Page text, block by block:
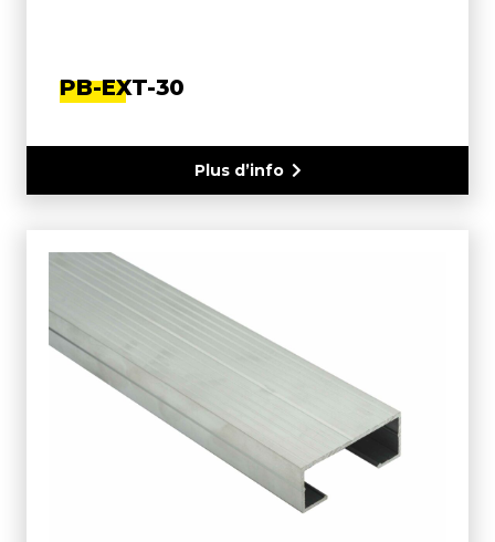
PB-EXT-30
Plus d’info